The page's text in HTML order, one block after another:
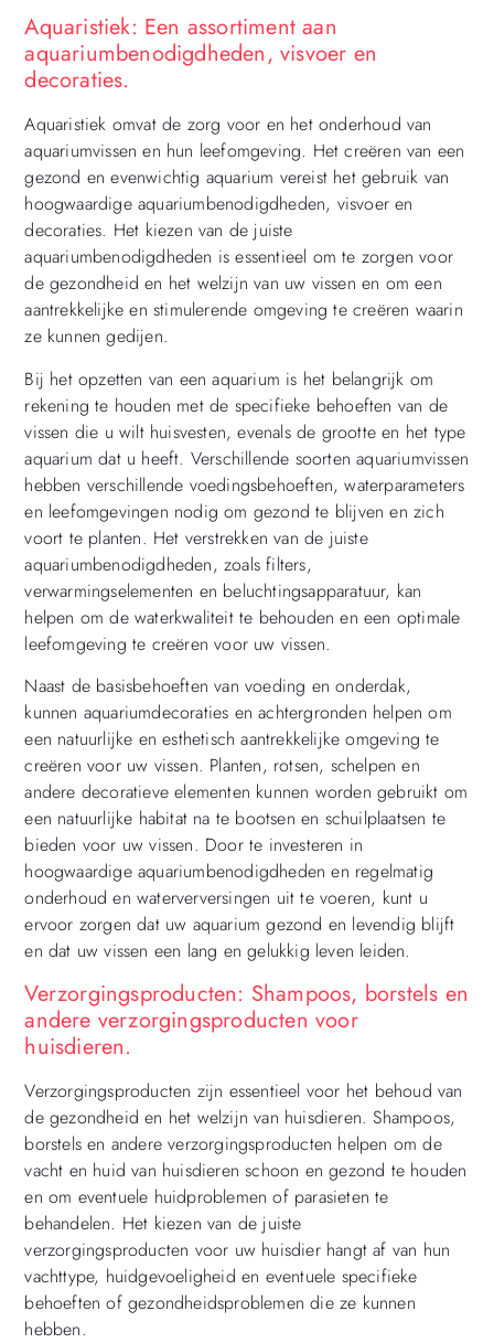
Aquaristiek: Een assortiment aan
aquariumbenodigdheden, visvoer en
decoraties.
Aquaristiek omvat de zorg voor en het onderhoud van
aquariumvissen en hun leefomgeving. Het creëren van een
gezond en evenwichtig aquarium vereist het gebruik van
hoogwaardige aquariumbenodigdheden, visvoer en
decoraties. Het kiezen van de juiste
aquariumbenodigdheden is essentieel om te zorgen voor
de gezondheid en het welzijn van uw vissen en om een
aantrekkelijke en stimulerende omgeving te creëren waarin
ze kunnen gedijen.
Bij het opzetten van een aquarium is het belangrijk om
rekening te houden met de specifieke behoeften van de
vissen die u wilt huisvesten, evenals de grootte en het type
aquarium dat u heeft. Verschillende soorten aquariumvissen
hebben verschillende voedingsbehoeften, waterparameters
en leefomgevingen nodig om gezond te blijven en zich
voort te planten. Het verstrekken van de juiste
aquariumbenodigdheden, zoals filters,
verwarmingselementen en beluchtingsapparatuur, kan
helpen om de waterkwaliteit te behouden en een optimale
leefomgeving te creëren voor uw vissen.
Naast de basisbehoeften van voeding en onderdak,
kunnen aquariumdecoraties en achtergronden helpen om
een natuurlijke en esthetisch aantrekkelijke omgeving te
creëren voor uw vissen. Planten, rotsen, schelpen en
andere decoratieve elementen kunnen worden gebruikt om
een natuurlijke habitat na te bootsen en schuilplaatsen te
bieden voor uw vissen. Door te investeren in
hoogwaardige aquariumbenodigdheden en regelmatig
onderhoud en waterverversingen uit te voeren, kunt u
ervoor zorgen dat uw aquarium gezond en levendig blijft
en dat uw vissen een lang en gelukkig leven leiden.
Verzorgingsproducten: Shampoos, borstels en
andere verzorgingsproducten voor
huisdieren.
Verzorgingsproducten zijn essentieel voor het behoud van
de gezondheid en het welzijn van huisdieren. Shampoos,
borstels en andere verzorgingsproducten helpen om de
vacht en huid van huisdieren schoon en gezond te houden
en om eventuele huidproblemen of parasieten te
behandelen. Het kiezen van de juiste
verzorgingsproducten voor uw huisdier hangt af van hun
vachttype, huidgevoeligheid en eventuele specifieke
behoeften of gezondheidsproblemen die ze kunnen
hebben.